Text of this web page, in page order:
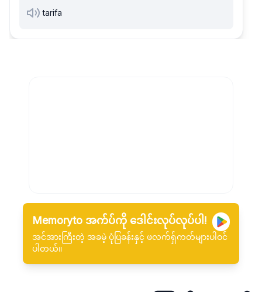
tarifa
Memoryto အက်ပ်ကို ဒေါင်းလုပ်လုပ်ပါ!
အင်အားကြီးတဲ့ အခမဲ့ ပုံပြခန်းနှင့် ဖလက်ရှ်ကတ်များပါဝင်
ပါတယ်။